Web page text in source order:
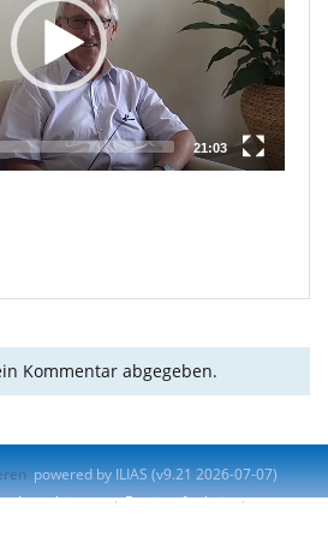
21:03
Kommentar abgegeben.
powered by ILIAS (v9.21 2026-07-07)
kontaktieren
Barrierefreiheit